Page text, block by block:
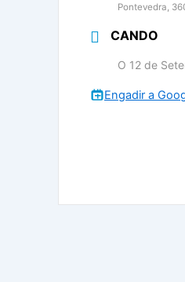
Pontevedra,
CANDO
O 12 de
Engadir a